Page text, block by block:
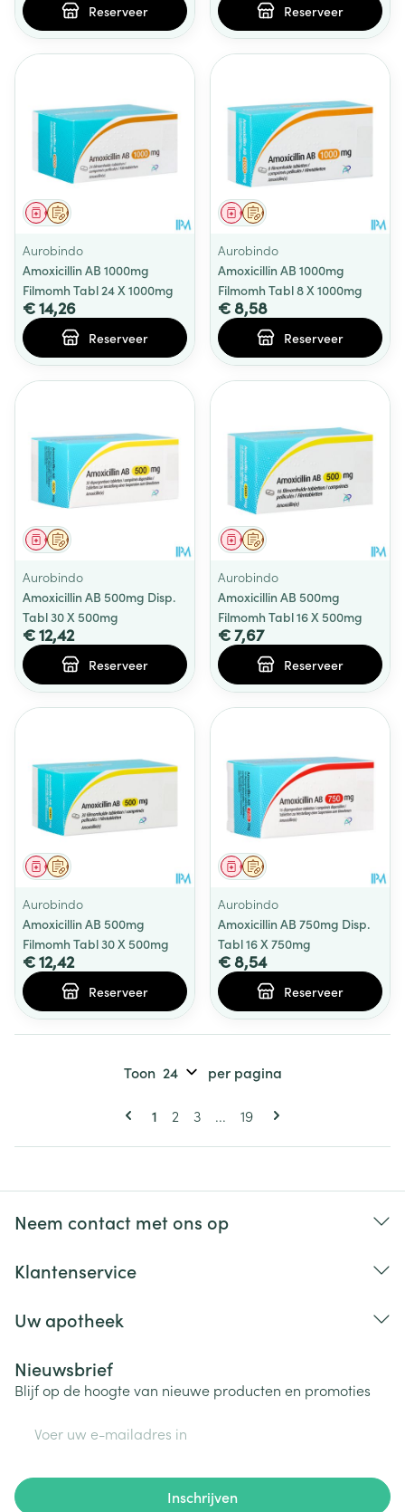
Reserveer Reserveer
Op voorschrift
Geneesmiddel
Aurobindo
Amoxicillin AB 1000mg
Filmomh Tabl 24 X 1000mg
€ 14,26
Reserveer
Op voorschrift
Geneesmiddel
Aurobindo
Amoxicillin AB 1000mg
Filmomh Tabl 8 X 1000mg
€ 8,58
Reserveer
Op voorschrift
Geneesmiddel
Aurobindo
Amoxicillin AB 500mg Disp.
Tabl 30 X 500mg
€ 12,42
Reserveer
Op voorschrift
Geneesmiddel
Aurobindo
Amoxicillin AB 500mg
Filmomh Tabl 16 X 500mg
€ 7,67
Reserveer
Op voorschrift
Geneesmiddel
Aurobindo
Amoxicillin AB 500mg
Filmomh Tabl 30 X 500mg
€ 12,42
Reserveer
Op voorschrift
Geneesmiddel
Aurobindo
Amoxicillin AB 750mg Disp.
Tabl 16 X 750mg
€ 8,54
Reserveer
Pagina's
U lees momenteel pagina
1 Pagina
2 Pagina
3 ... Pagina
19
Toon per pagina
Neem contact met ons op
Klantenservice
Uw apotheek
Nieuwsbrief
Blijf op de hoogte van nieuwe producten en promoties
Inschrijven